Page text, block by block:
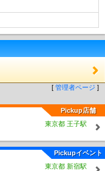
[ 管理者ページ ]
Pickup店舗
東京都 王子駅
Pickupイベント
東京都 新宿駅